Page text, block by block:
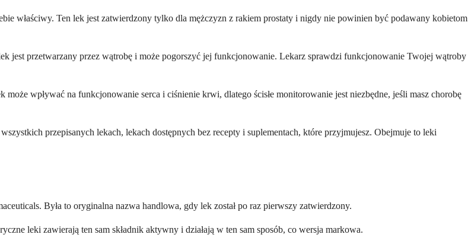
właściwy. Ten lek jest zatwierdzony tylko dla mężczyzn z rakiem prostaty i nigdy nie powinien być podawany kobietom
jest przetwarzany przez wątrobę i może pogorszyć jej funkcjonowanie. Lekarz sprawdzi funkcjonowanie Twojej wątroby
wpływać na funkcjonowanie serca i ciśnienie krwi, dlatego ścisłe monitorowanie jest niezbędne, jeśli masz chorobę
przepisanych lekach, lekach dostępnych bez recepty i suplementach, które przyjmujesz. Obejmuje to leki
Była to oryginalna nazwa handlowa, gdy lek został po raz pierwszy zatwierdzony.
leki zawierają ten sam składnik aktywny i działają w ten sam sposób, co wersja markowa.